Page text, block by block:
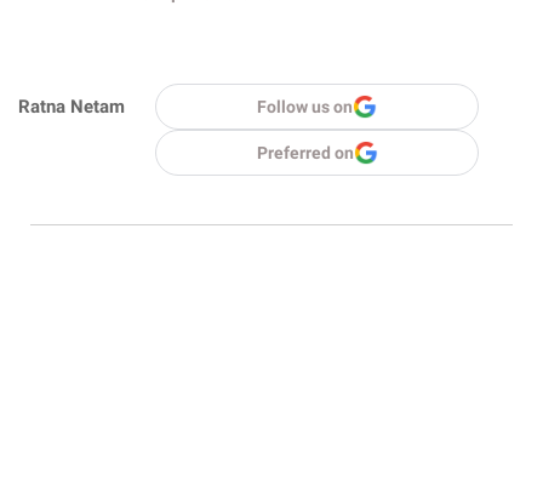
Ratna Netam Follow us on
Preferred on